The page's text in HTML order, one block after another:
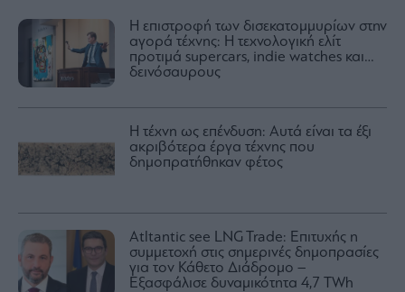
Η επιστροφή των δισεκατομμυρίων στην
αγορά τέχνης: Η τεχνολογική ελίτ
προτιμά supercars, indie watches και…
δεινόσαυρους
H τέχνη ως επένδυση: Αυτά είναι τα έξι
ακριβότερα έργα τέχνης που
δημοπρατήθηκαν φέτος
Atltantic see LNG Trade: Επιτυχής η
συμμετοχή στις σημερινές δημοπρασίες
για τον Κάθετο Διάδρομο –
Εξασφάλισε δυναμικότητα 4,7 TWh